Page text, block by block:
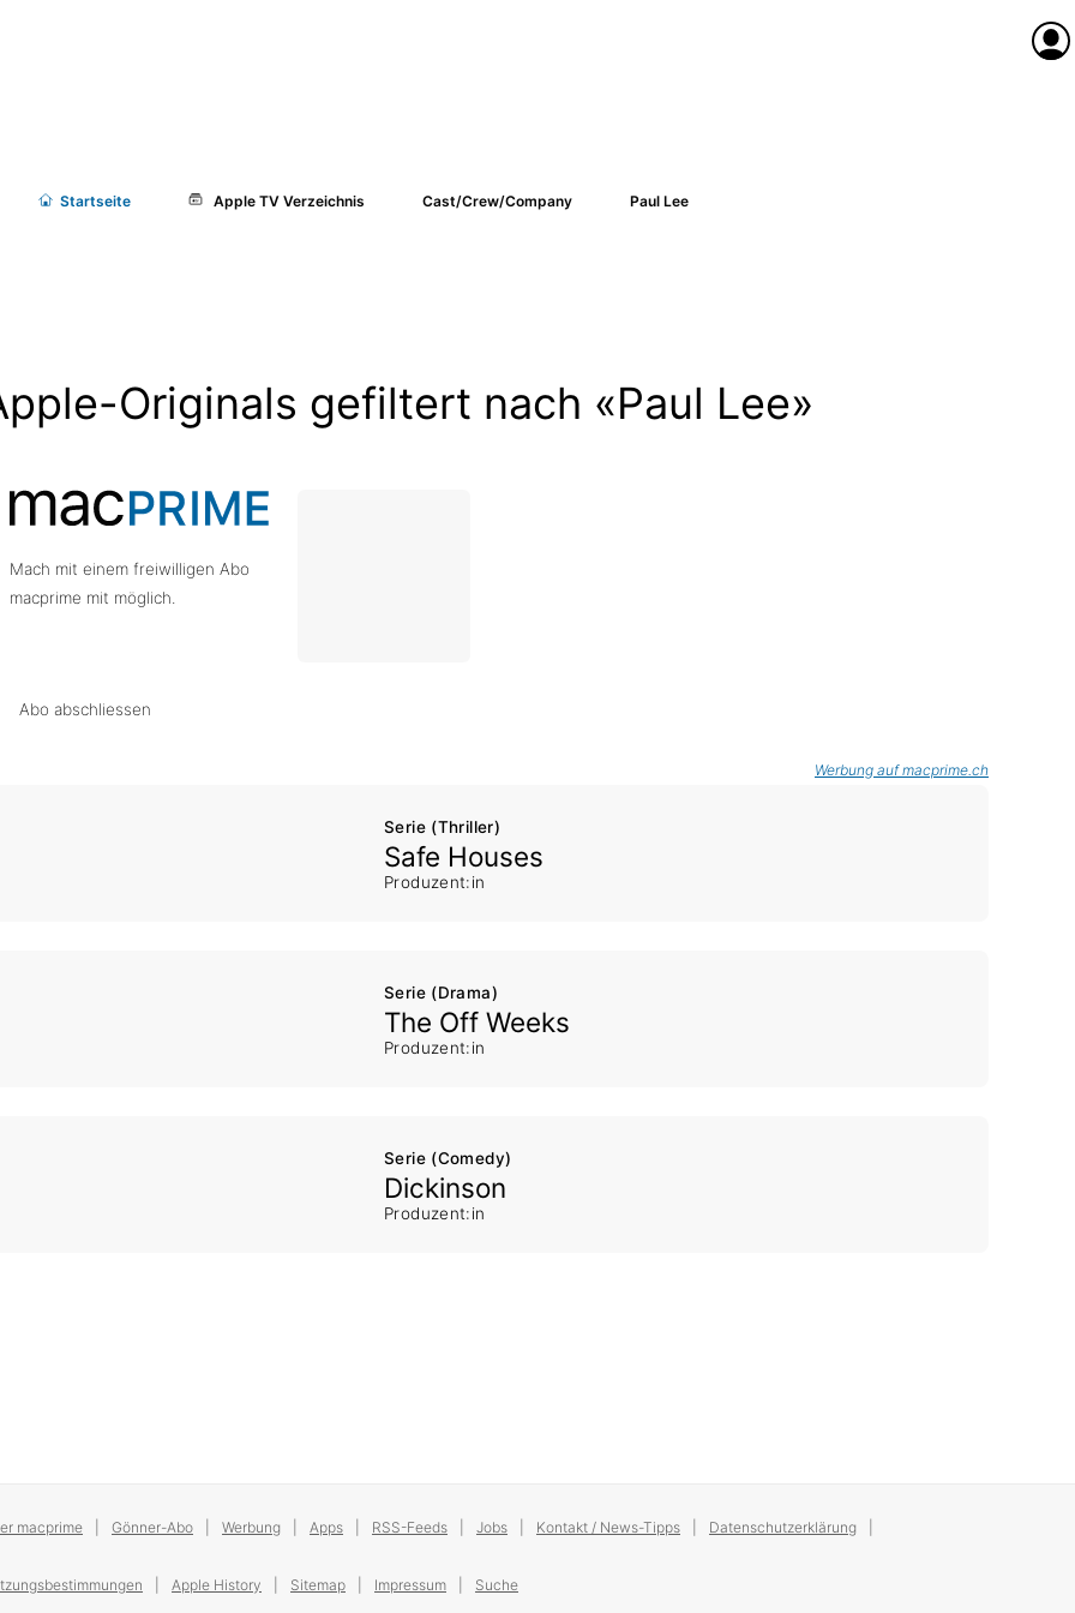
Startseite Apple TV Verzeichnis Cast/Crew/Company Paul Lee
Originals gefiltert nach «Paul Lee»
Mach mit einem freiwilligen Abo
macprime mit möglich.
Abo abschliessen
Werbung auf macprime.ch
Serie (Thriller)
Safe Houses
Produzent:in
Serie (Drama)
The Off Weeks
Produzent:in
Serie (Comedy)
Dickinson
Produzent:in
macprime Gönner-Abo Werbung Apps RSS-Feeds Jobs Kontakt / News-Tipps Datenschutzerklärung
Apple History Sitemap Impressum Suche